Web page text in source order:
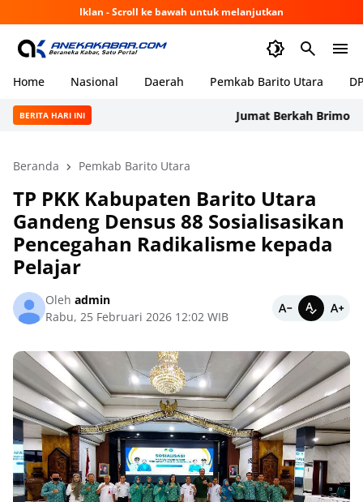
Iklan - Scroll ke bawah untuk melanjutkan
Home Nasional Daerah Pemkab Barito Utara
BERITA HARI INI Jumat Berkah Brimob
Beranda Pemkab Barito Utara
TP PKK Kabupaten Barito Utara
Gandeng Densus 88 Sosialisasikan
Pencegahan Radikalisme kepada
Pelajar
Oleh admin
Rabu, 25 Februari 2026 12:02 WIB